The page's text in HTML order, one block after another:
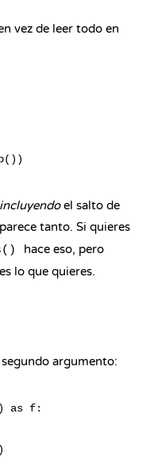
vez de leer todo en
incluyendoel salto de
tanto. Si quieres
hace eso, pero
lo que quieres.
argumento:
as f: